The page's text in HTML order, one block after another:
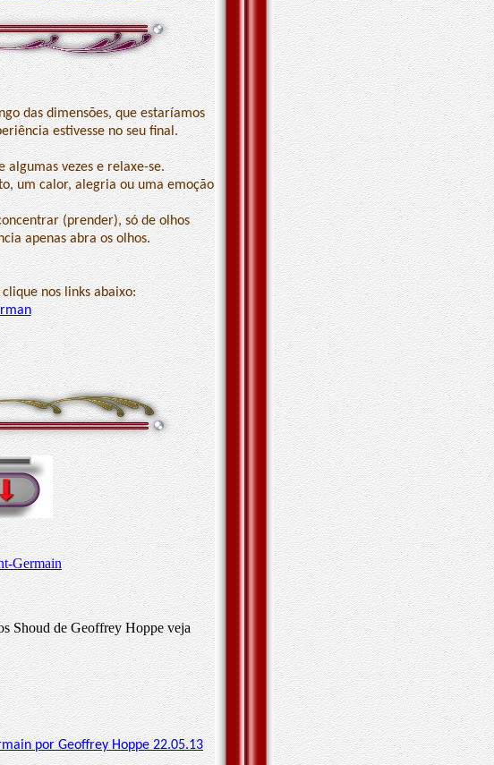
das dimensões, que estaríamos
estivesse no seu final.
algumas vezes e relaxe-se.
um calor, alegria ou uma emoção
(prender), só de olhos
apenas abra os olhos.
clique nos links abaixo:
Germain
Shoud de Geoffrey Hoppe veja
por Geoffrey Hoppe 22.05.13